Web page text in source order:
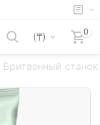
(₸) 0
Бритвенный